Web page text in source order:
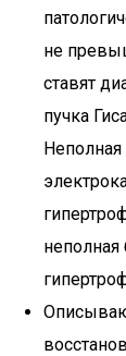
не
ставят
пучка